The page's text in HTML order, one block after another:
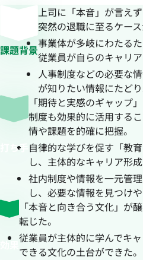
課題背景
上司に「本音」が言え
突然の退職に至るケース
事業体が多岐にわたる
従業員が自らのキャリ
人事制度などの必要な
が知りたい情報にたど
打ち手
「期待と実感のギャップ
制度も効果的に活用する
情や課題を的確に把握。
自律的な学びを促す「教
し、主体的なキャリア形
社内制度や情報を一元管
し、必要な情報を見つけや
効果
「本音と向き合う文化」が
転じた。
従業員が主体的に学んでキ
できる文化の土台ができた。